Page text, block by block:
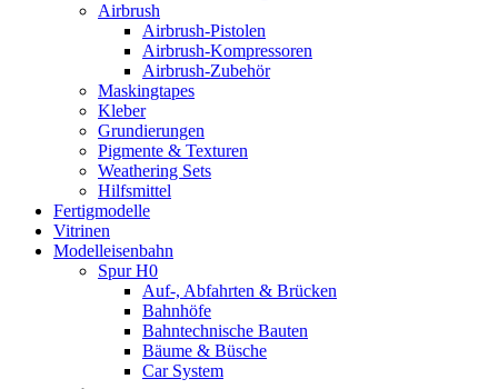
Airbrush
Airbrush-Pistolen
Airbrush-Kompressoren
Airbrush-Zubehör
Maskingtapes
Kleber
Grundierungen
Pigmente & Texturen
Weathering Sets
Hilfsmittel
Fertigmodelle
Vitrinen
Modelleisenbahn
Spur H0
Auf-, Abfahrten & Brücken
Bahnhöfe
Bahntechnische Bauten
Bäume & Büsche
Car System